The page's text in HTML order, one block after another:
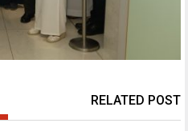
RELATED POST